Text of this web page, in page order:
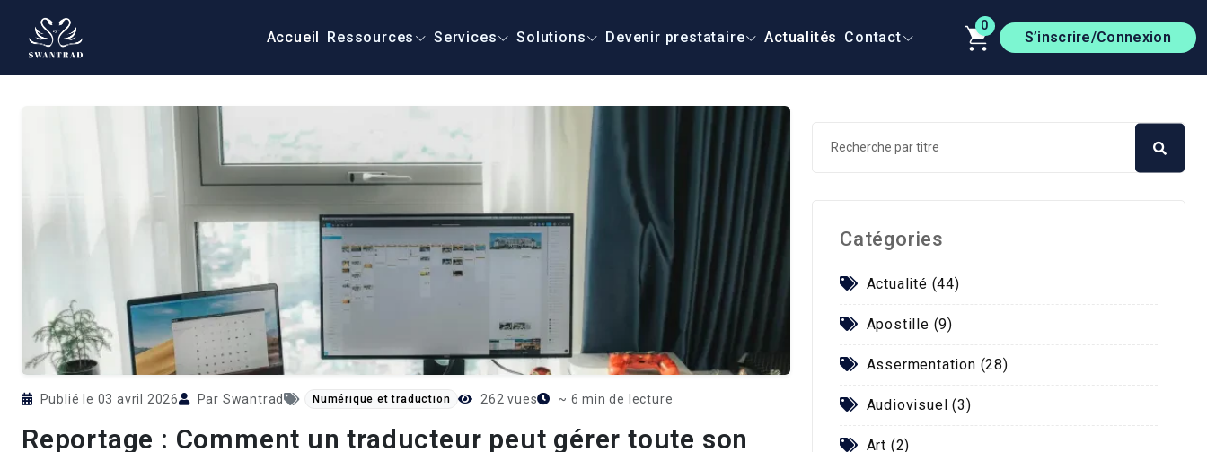
Accueil Ressources Services Solutions Devenir prestataire Actualités Contact
0
S’inscrire/Connexion
Retour aux articles
Publié le 03 avril 2026 Par Swantrad Numérique et traduction 262 vues ~ 6 min de lecture
Reportage : Comment un traducteur peut gérer toute son
Catégories
Actualité (44)
Apostille (9)
Assermentation (28)
Audiovisuel (3)
Art (2)